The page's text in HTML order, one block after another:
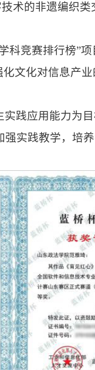
术的非遗编织类
科竞赛排行榜”
文化对信息产业
践应用能力为
实践教学，培